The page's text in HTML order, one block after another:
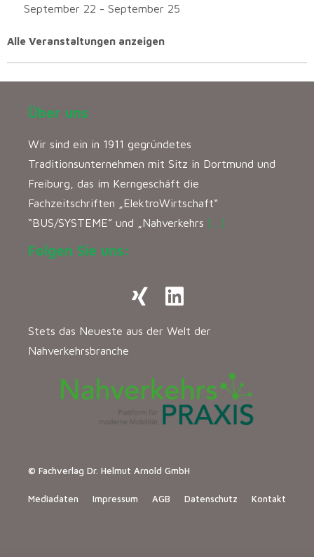
September 22 - September 25
Alle Veranstaltungen anzeigen
Über uns
Wir sind ein in 1911 gegründetes
Traditionsunternehmen mit Sitz in Dortmund und
Freiburg, das im Kerngeschäft die
Fachzeitschriften „ElektroWirtschaft“
“BUS/SYSTEME” und „Nahverkehrs […]
Folgen Sie uns:
Stets das Neueste aus der Welt der
Nahverkehrsbranche
© Fachverlag Dr. Helmut Arnold GmbH
Mediadaten Impressum AGB Datenschutz Kontakt